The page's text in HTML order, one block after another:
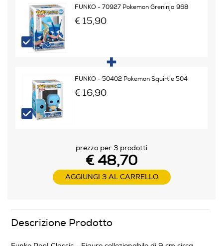
FUNKO - 70927 Pokemon Greninja 968
€ 15,90
FUNKO - 50402 Pokemon Squirtle 504
€ 16,90
prezzo per 3 prodotti
€ 48,70
AGGIUNGI 3 AL CARRELLO
Descrizione Prodotto